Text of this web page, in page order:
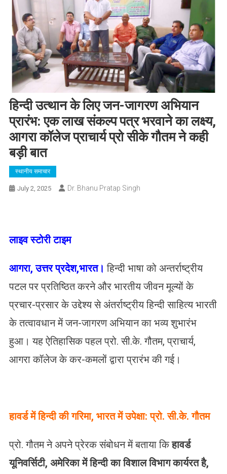
हिन्दी उत्थान के लिए जन-जागरण अभियान
प्रारंभ: एक लाख संकल्प पत्र भरवाने का लक्ष्य,
आगरा कॉलेज प्राचार्य प्रो सीके गौतम ने कही
बड़ी बात
स्थानीय समाचार
July 2, 2025 Dr. Bhanu Pratap Singh
लाइव स्टोरी टाइम
आगरा, उत्तर प्रदेश,भारत। हिन्दी भाषा को अन्तर्राष्ट्रीय
पटल पर प्रतिष्ठित करने और भारतीय जीवन मूल्यों के
प्रचार-प्रसार के उद्देश्य से अंतर्राष्ट्रीय हिन्दी साहित्य भारती
के तत्वावधान में जन-जागरण अभियान का भव्य शुभारंभ
हुआ। यह ऐतिहासिक पहल प्रो. सी.के. गौतम, प्राचार्य,
आगरा कॉलेज के कर-कमलों द्वारा प्रारंभ की गई।
हावर्ड में हिन्दी की गरिमा, भारत में उपेक्षा: प्रो. सी.के. गौतम
प्रो. गौतम ने अपने प्रेरक संबोधन में बताया किहावर्ड
यूनिवर्सिटी, अमेरिका में हिन्दी का विशाल विभाग कार्यरत है,